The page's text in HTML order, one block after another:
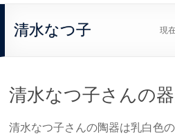
清水なつ子 現
清水なつ子さんの
清水なつ子さんの陶器は乳白色